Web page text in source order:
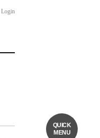
QUICK
MENU
Login